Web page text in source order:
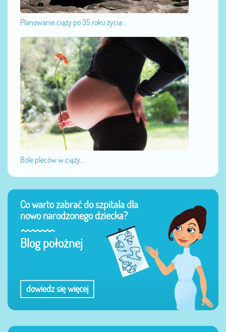
Planowanie ciąży po 35 roku życia...
Bóle pleców w ciąży...
Co warto zabrać do szpitala dla
nowo narodzonego dziecka?
Blog położnej
dowiedz się więcej